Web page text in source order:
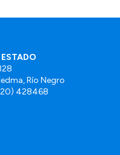
Río Negro
428468